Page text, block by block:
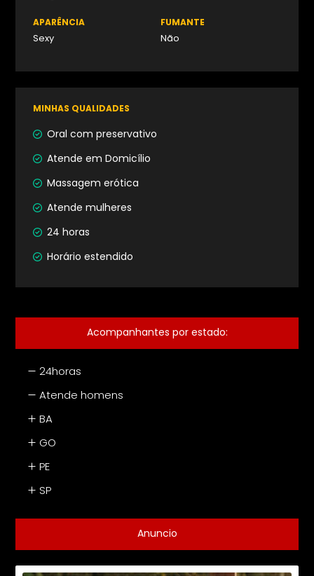
APARÊNCIA
Sexy
FUMANTE
Não
MINHAS QUALIDADES
Oral com preservativo
Atende em Domicílio
Massagem erótica
Atende mulheres
24 horas
Horário estendido
Acompanhantes por estado:
24horas
Atende homens
BA
GO
PE
SP
Anuncio